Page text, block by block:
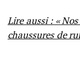
Lire aussi : «
chaussures de